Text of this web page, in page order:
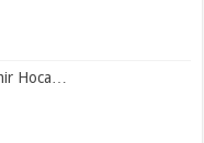
Hoca…